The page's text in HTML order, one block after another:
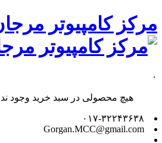
مرکز کامپیوتر
۰
هیچ محصولی در سبد خرید وجود
۰۱۷-۳۲۲۴۳۶۳۸
Gorgan.MCC@gmail.com